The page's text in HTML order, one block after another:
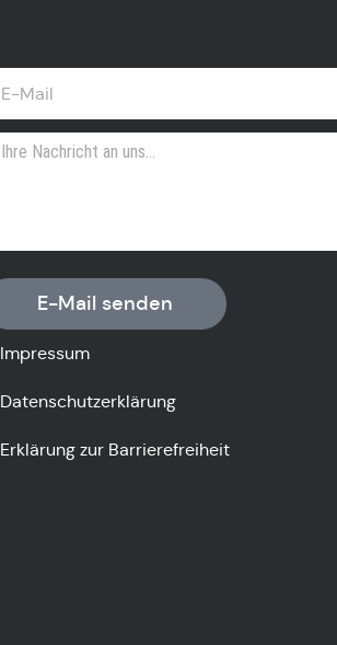
E-Mail senden
Impressum
Datenschutzerklärung
Erklärung zur Barrierefreiheit